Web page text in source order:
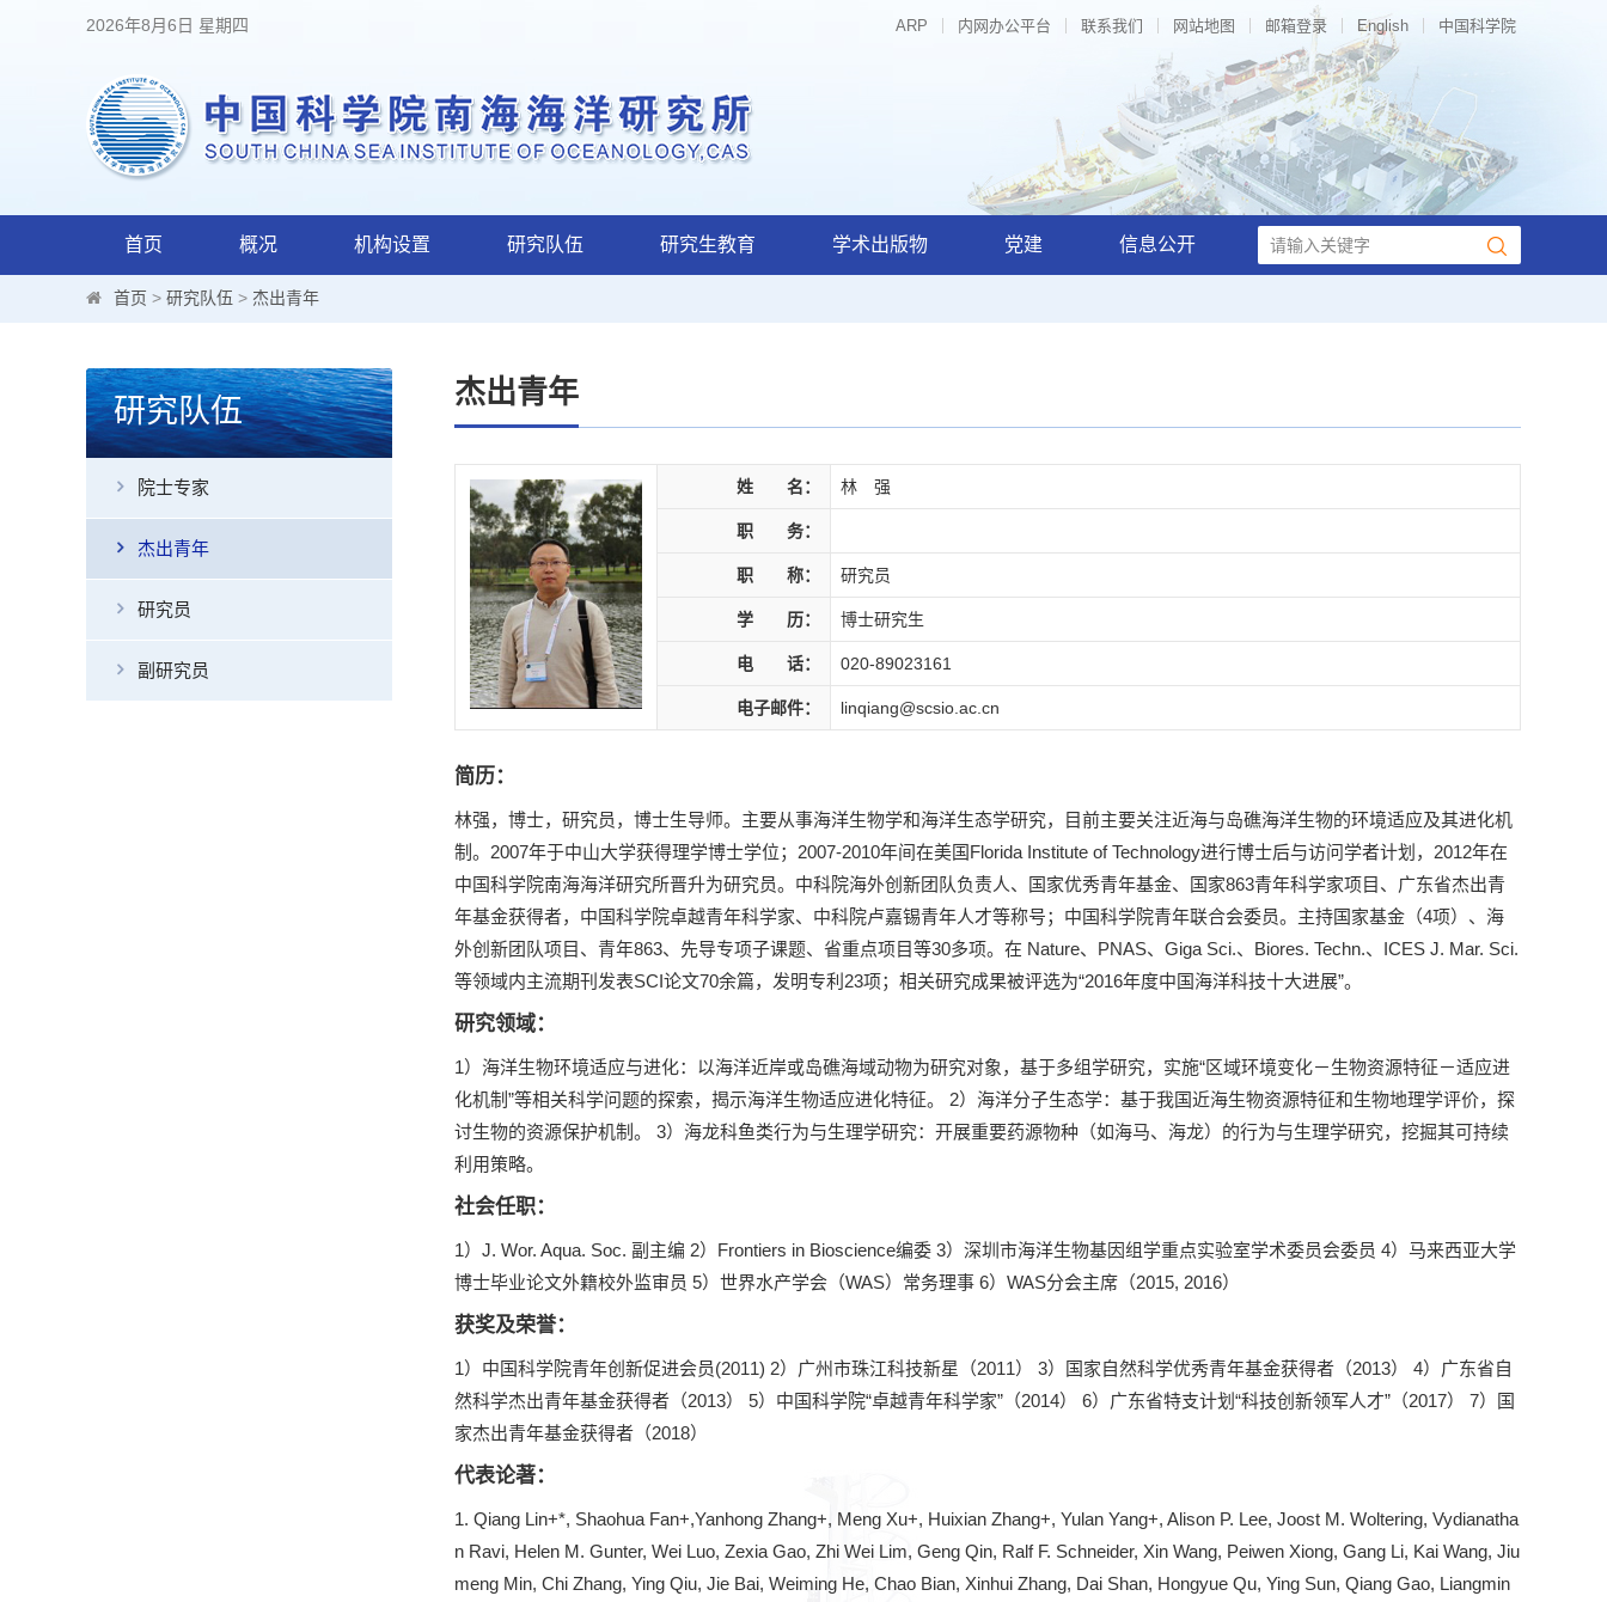
2026年8月6日 星期四 ARP 内网办公平台 联系我们 网站地图 邮箱登录 English 中国科学院
首页 概况 机构设置 研究队伍 研究生教育 学术出版物 党建 信息公开
首页 > 研究队伍 > 杰出青年
研究队伍
院士专家
杰出青年
研究员
副研究员
杰出青年
姓 名： 林 强
职 务：
职 称： 研究员
学 历： 博士研究生
电 话： 020-89023161
电子邮件： linqiang@scsio.ac.cn
简历：
林强，博士，研究员，博士生导师。主要从事海洋生物学和海洋生态学研究，目前主要关注近海与岛礁海洋生物的环境适应及其进化机
制。2007年于中山大学获得理学博士学位；2007-2010年间在美国Florida Institute of Technology进行博士后与访问学者计划，2012年在
中国科学院南海海洋研究所晋升为研究员。中科院海外创新团队负责人、国家优秀青年基金、国家863青年科学家项目、广东省杰出青
年基金获得者，中国科学院卓越青年科学家、中科院卢嘉锡青年人才等称号；中国科学院青年联合会委员。主持国家基金（4项）、海
外创新团队项目、青年863、先导专项子课题、省重点项目等30多项。在 Nature、PNAS、Giga Sci.、Biores. Techn.、ICES J. Mar. Sci.
等领域内主流期刊发表SCI论文70余篇，发明专利23项；相关研究成果被评选为“2016年度中国海洋科技十大进展”。
研究领域：
1）海洋生物环境适应与进化：以海洋近岸或岛礁海域动物为研究对象，基于多组学研究，实施“区域环境变化－生物资源特征－适应进
化机制”等相关科学问题的探索，揭示海洋生物适应进化特征。 2）海洋分子生态学：基于我国近海生物资源特征和生物地理学评价，探
讨生物的资源保护机制。 3）海龙科鱼类行为与生理学研究：开展重要药源物种（如海马、海龙）的行为与生理学研究，挖掘其可持续
利用策略。
社会任职：
1）J. Wor. Aqua. Soc. 副主编 2）Frontiers in Bioscience编委 3）深圳市海洋生物基因组学重点实验室学术委员会委员 4）马来西亚大学
博士毕业论文外籍校外监审员 5）世界水产学会（WAS）常务理事 6）WAS分会主席（2015, 2016）
获奖及荣誉：
1）中国科学院青年创新促进会员(2011) 2）广州市珠江科技新星（2011） 3）国家自然科学优秀青年基金获得者（2013） 4）广东省自
然科学杰出青年基金获得者（2013） 5）中国科学院“卓越青年科学家”（2014） 6）广东省特支计划“科技创新领军人才”（2017） 7）国
家杰出青年基金获得者（2018）
代表论著：
1. Qiang Lin+*, Shaohua Fan+,Yanhong Zhang+, Meng Xu+, Huixian Zhang+, Yulan Yang+, Alison P. Lee, Joost M. Woltering, Vydianatha
n Ravi, Helen M. Gunter, Wei Luo, Zexia Gao, Zhi Wei Lim, Geng Qin, Ralf F. Schneider, Xin Wang, Peiwen Xiong, Gang Li, Kai Wang, Jiu
meng Min, Chi Zhang, Ying Qiu, Jie Bai, Weiming He, Chao Bian, Xinhui Zhang, Dai Shan, Hongyue Qu, Ying Sun, Qiang Gao, Liangmin